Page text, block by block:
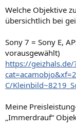
Welche Objektive
übersichtlich bei
Sony 7 = Sony E,
vorausgewählt)
https://geizhals.de/
C/
Meine
„Immerdrauf“